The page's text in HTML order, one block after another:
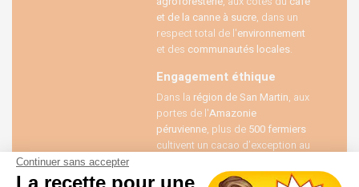
Continuer sans accepter
et de la canne à sucre, dans un
respect total de l'environnement
et des communautés locales.
Engagement éthique
Dans la région de San Martin, aux
portes de l'Amazonie
péruvienne, plus de 500 fermiers
cultivent un cacao d’exception au
Ce cacao se développe en